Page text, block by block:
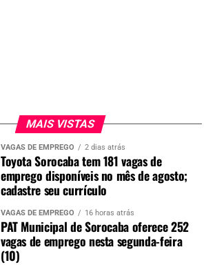
MAIS VISTAS
VAGAS DE EMPREGO 2 dias atrás
Toyota Sorocaba tem 181 vagas de
emprego disponíveis no mês de agosto;
cadastre seu currículo
VAGAS DE EMPREGO 16 horas atrás
PAT Municipal de Sorocaba oferece 252
vagas de emprego nesta segunda-feira
(10)